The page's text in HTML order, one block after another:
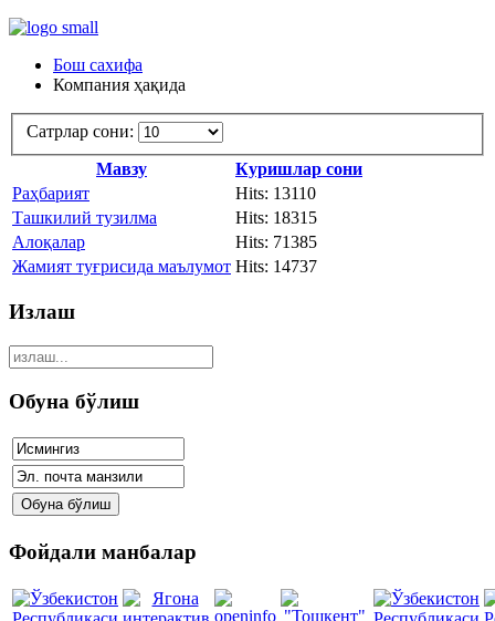
Бош сахифа
Компания ҳақида
Сатрлар сони:
Мавзу
Куришлар сони
Раҳбарият
Hits: 13110
Ташкилий тузилма
Hits: 18315
Алоқалар
Hits: 71385
Жамият туғрисида маълумот Hits: 14737
Излаш
Обуна бўлиш
Фойдали манбалар